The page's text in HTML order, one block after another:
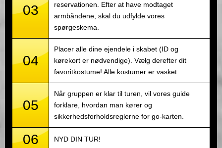
03
reservationen. Efter at have modtaget
armbåndene, skal du udfylde vores
spørgeskema.
04
Placer alle dine ejendele i skabet (ID og
kørekort er nødvendige). Vælg derefter dit
favoritkostume! Alle kostumer er vasket.
05
Når gruppen er klar til turen, vil vores guide
forklare, hvordan man kører og
sikkerhedsforholdsreglerne for go-karten.
06 NYD DIN TUR!